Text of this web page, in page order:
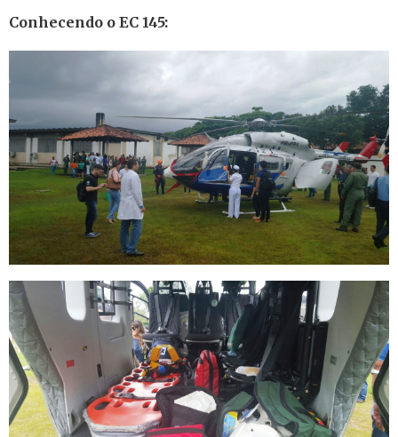
Conhecendo o EC 145: